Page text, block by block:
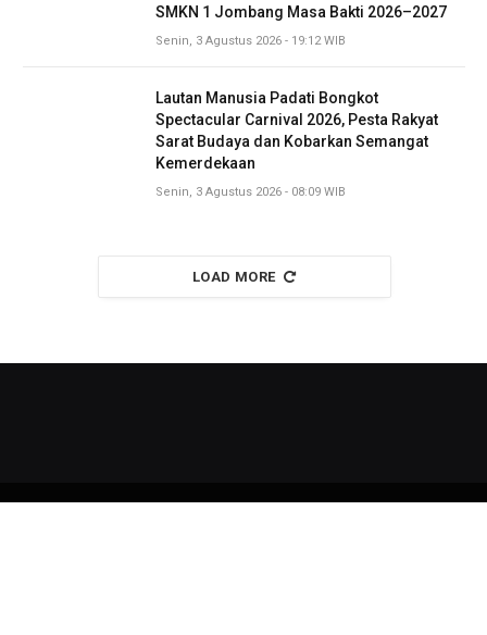
SMKN 1 Jombang Masa Bakti 2026–2027
Senin, 3 Agustus 2026 - 19:12 WIB
Lautan Manusia Padati Bongkot
Spectacular Carnival 2026, Pesta Rakyat
Sarat Budaya dan Kobarkan Semangat
Kemerdekaan
Senin, 3 Agustus 2026 - 08:09 WIB
LOAD MORE